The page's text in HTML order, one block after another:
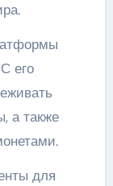
его
а также
для